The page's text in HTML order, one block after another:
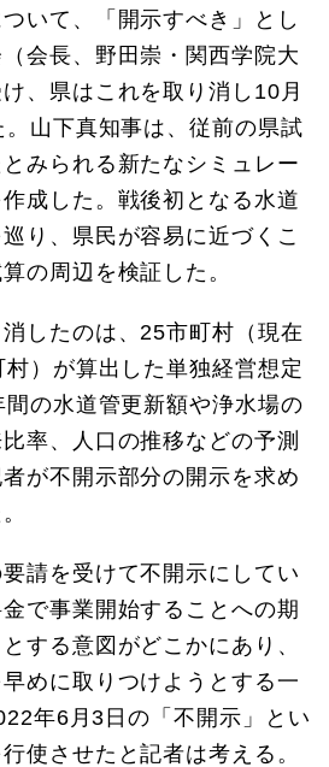
いて、「開示すべき」とし
会長、野田崇・関西学院大
、県はこれを取り消し10月
山下真知事は、従前の県試
みられる新たなシミュレー
成した。戦後初となる水道
り、県民が容易に近づくこ
の周辺を検証した。
したのは、25市町村（現在
）が算出した単独経営想定
の水道管更新額や浄水場の
率、人口の推移などの予測
が不開示部分の開示を求め
請を受けて不開示にしてい
で事業開始することへの期
する意図がどこかにあり、
めに取りつけようとする一
年6月3日の「不開示」とい
使させたと記者は考える。